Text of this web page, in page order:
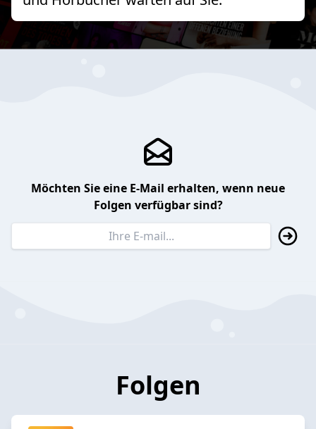
Möchten Sie eine E-Mail erhalten, wenn neue
Folgen verfügbar sind?
Folgen